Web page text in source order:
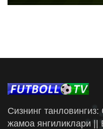
Сизнинг
жамоа янгиликлари ||